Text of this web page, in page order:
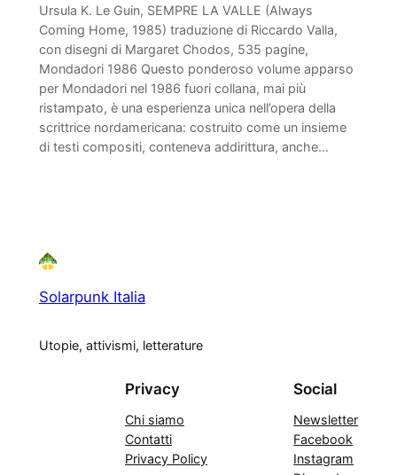
Ursula K. Le Guin, SEMPRE LA VALLE (Always
Coming Home, 1985) traduzione di Riccardo Valla,
con disegni di Margaret Chodos, 535 pagine,
Mondadori 1986 Questo ponderoso volume apparso
per Mondadori nel 1986 fuori collana, mai più
ristampato, è una esperienza unica nell’opera della
scrittrice nordamericana: costruito come un insieme
di testi compositi, conteneva addirittura, anche…
Solarpunk Italia
Utopie, attivismi, letterature
Privacy
Chi siamo
Contatti
Privacy Policy
Social
Newsletter
Facebook
Instagram